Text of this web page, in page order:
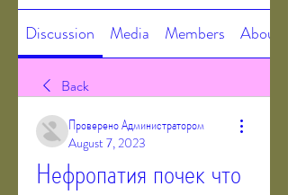
Discussion Media Members About
Back
Проверено Администратором
August 7, 2023
Нефропатия почек что